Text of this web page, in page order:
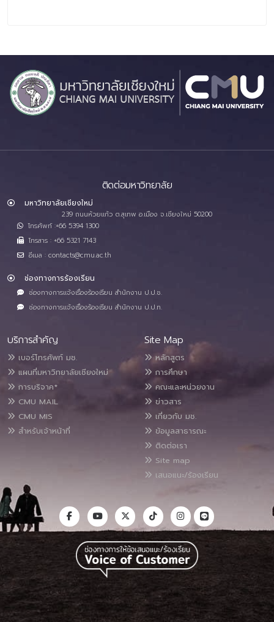
ติดต่อมหาวิทยาลัย
มหาวิทยาลัยเชียงใหม่
239 ถนนห้วยแก้ว ต.สุเทพ อ.เมือง จ.เชียงใหม่ 50200
โทรศัพท์ :+66 5394 1300
โทรสาร : +66 5321 7143
อีเมล : contacts@cmu.ac.th
ช่องทางการร้องเรียน
ช่องทางการแจ้งเรื่องร้องเรียน สำนักงาน ป.ป.ช.
ช่องทางการแจ้งเรื่องร้องเรียน สำนักงาน ป.ป.ท.
บริการสำคัญ
เบอร์โทรศัพท์ มช.
แผนที่มหาวิทยาลัยเชียงใหม่
การบริจาค*
CMU MAIL
CMU MIS
สำหรับเจ้าหน้าที่
Site Map
หลักสูตร
การศึกษา
คณะและหน่วยงาน
ข่าวสาร
เกี่ยวกับ มช.
ข้อมูลสาธารณะ
ติดต่อเรา
Site map
เสนอแนะ/ร้องเรียน